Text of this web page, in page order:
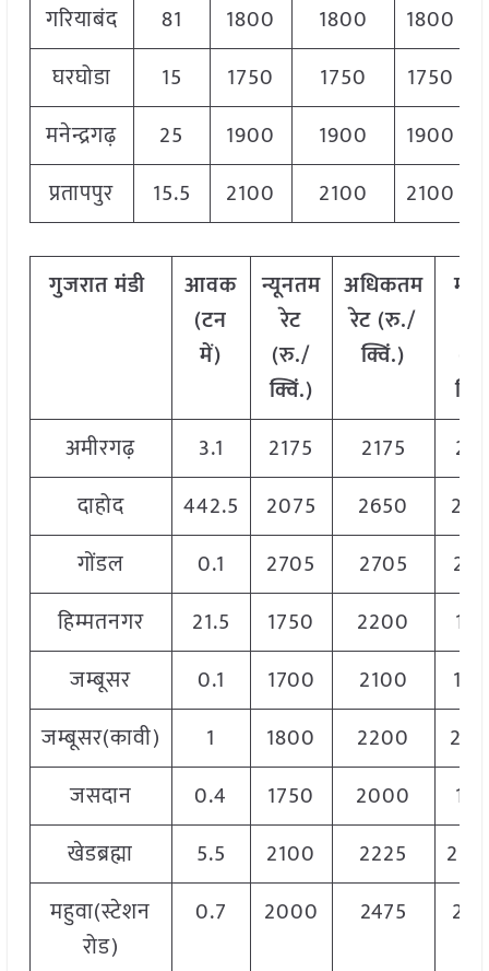
गरियाबंद
81 1800 1800
1800
घरघोडा
15 1750 1750
1750
मनेन्द्रगढ़
25 1900 1900
1900
प्रतापपुर
15.5 2100 2100 2100
गुजरातमंडी
आवक
(टन
में)
न्यूनतम
रेट
(रु./
क्विं.)
अधिकतम
रेट (रु./
क्विं.)
अमीरगढ़
3.1 2175 2175
दाहोद
442.5 2075 2650
गोंडल
0.1 2705 2705
हिम्मतनगर
21.5 1750 2200
जम्बूसर
0.1 1700 2100
जम्बूसर(कावी)
1 1800 2200
जसदान
0.4 1750 2000
खेडब्रह्मा
5.5 2100 2225
महुवा(स्टेशन
रोड)
0.7 2000 2475